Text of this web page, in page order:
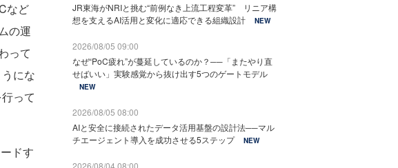
など
の運
って
にな
って
ドす
JR東海がNRIと挑む“前例なき上流工程変革” リニア構
想を支えるAI活用と変化に適応できる組織設計
NEW
2026/08/05 09:00
なぜ“PoC疲れ”が蔓延しているのか？──「またやり直
せばいい」実験感覚から抜け出す5つのゲートモデル
NEW
2026/08/05 08:00
AIと安全に接続されたデータ活用基盤の設計法──マル
チエージェント導入を成功させる5ステップ
NEW
2026/08/04 08:00